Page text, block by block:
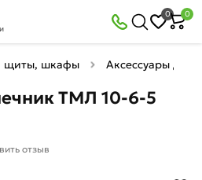
0 0
щиты, шкафы Аксессуары для
ТМЛ 10-6-5
отзыв